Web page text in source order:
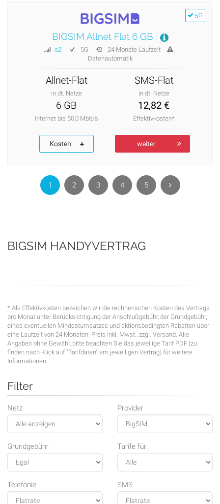
Filter
Netz Provider
Grundgebühr Tarife für:
Telefonie SMS
5G
BIGSIM Allnet Flat 6 GB
o2 5G
24 Monate Laufzeit
Datenautomatik
Allnet-Flat
in dt. Netze
SMS-Flat
in dt. Netze
6 GB
Internet bis 50,0 Mbit/s
12,82 €
Effektivkosten*
Kosten weiter
1 2 3 4 5
BIGSIM HANDYVERTRAG
* Als Effektivkosten bezeichen wir die rechnerischen Kosten des Vertrags
pro Monat unter Berücksichtigung der Anschlußgebühr, der Grundgebühr,
eines eventuellen Mindestumsatzes und aktionsbedingten Rabatten über
eine Laufzeit von 24 Monaten. Preis inkl. Mwst., zzgl. Versand. Alle
Angaben ohne Gewähr, bitte beachten Sie das jeweilige Tarif PDF (zu
finden nach Klick auf "Tarifdaten" am jeweiligen Vertrag) für weitere
Informationen.